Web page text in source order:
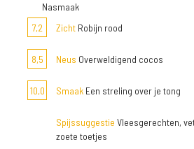
Nasmaak
7,2
Zicht Robijn rood
8,5 Neus Overweldigend cocos
10,0 Smaak Een streling over je tong
Spijssuggestie Vleesgerechten,
zoete toetjes